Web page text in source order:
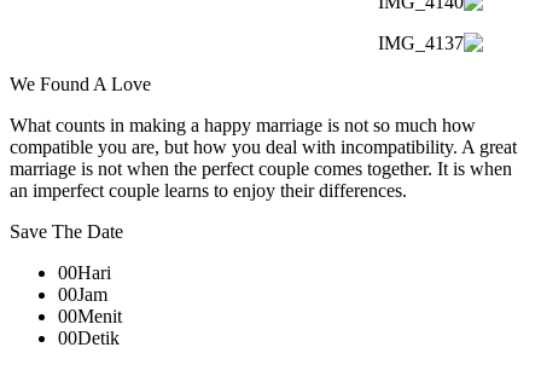
We Found A Love
What counts in making a happy marriage is not so much how
compatible you are, but how you deal with incompatibility. A great
marriage is not when the perfect couple comes together. It is when
an imperfect couple learns to enjoy their differences.
Save The Date
00Hari
00Jam
00Menit
00Detik